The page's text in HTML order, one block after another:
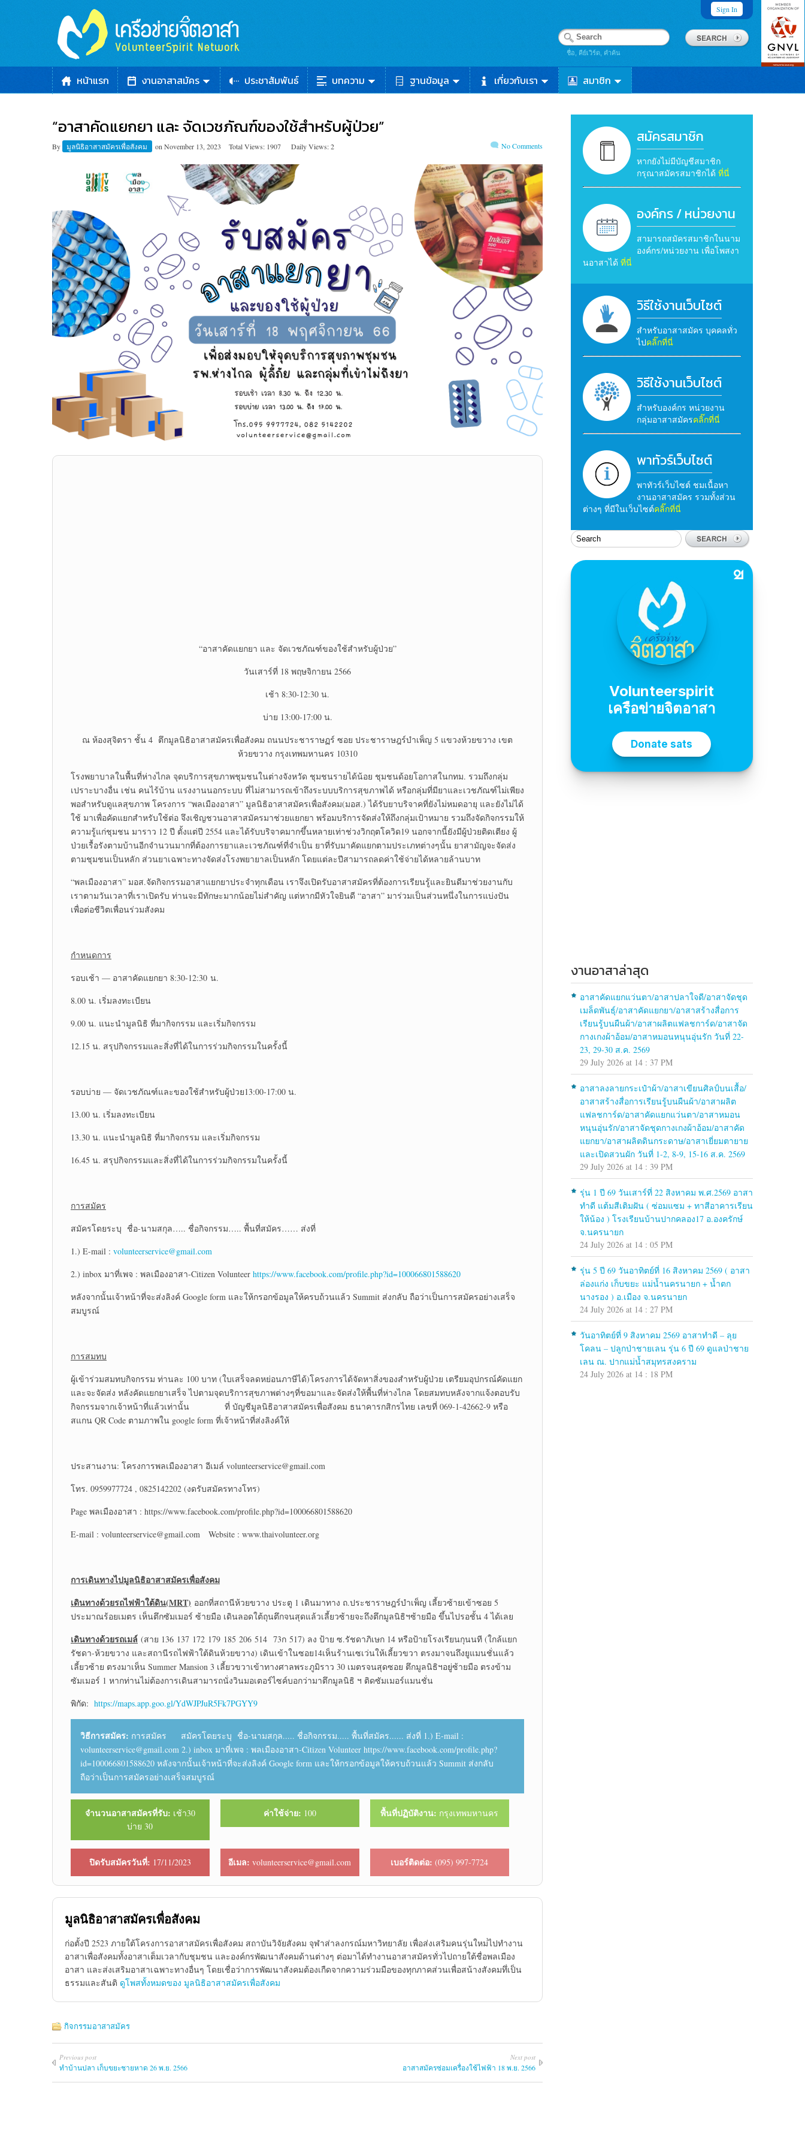
Sign In
ชื่อ, คีย์เวิร์ด, คำค้น
หน้าแรก งานอาสาสมัคร ประชาสัมพันธ์ บทความ ฐานข้อมูล เกี่ยวกับเรา สมาชิก
“อาสาคัดแยกยา และ จัดเวชภัณฑ์ของใช้สำหรับผู้ป่วย”
By มูลนิธิอาสาสมัครเพื่อสังคม on November 13, 2023 Total Views: 1907 Daily Views: 2 No Comments
“อาสาคัดแยกยา และ จัดเวชภัณฑ์ของใช้สำหรับผู้ป่วย”
วันเสาร์ที่ 18 พฤษจิกายน 2566
เช้า 8:30-12:30 น.
บ่าย 13:00-17:00 น.
ณ ห้องสุจิตรา ชั้น 4 ตึกมูลนิธิอาสาสมัครเพื่อสังคม ถนนประชาราษฏร์ ซอย ประชาราษฎร์บำเพ็ญ 5 แขวงห้วยขวาง เขต
ห้วยขวาง กรุงเทพมหานคร 10310
โรงพยาบาลในพื้นที่ห่างไกล จุดบริการสุขภาพชุมชนในต่างจังหวัด ชุมชนรายได้น้อย ชุมชนด้อยโอกาสในกทม. รวมถึงกลุ่ม
เปราะบางอื่น เช่น คนไร้บ้าน แรงงานนอกระบบ ที่ไม่สามารถเข้าถึงระบบบริการสุขภาพได้ หรือกลุ่มที่มียาและเวชภัณฑ์ไม่เพียง
พอสำหรับดูแลสุขภาพ โครงการ “พลเมืองอาสา” มูลนิธิอาสาสมัครเพื่อสังคม(มอส.) ได้รับยาบริจาคที่ยังไม่หมดอายุ และยังไม่ได้
ใช้ มาเพื่อคัดแยกสำหรับใช้ต่อ จึงเชิญชวนอาสาสมัครมาช่วยแยกยา พร้อมบริการจัดส่งให้ถึงกลุ่มเป้าหมาย รวมถึงจัดกิจกรรมให้
ความรู้แก่ชุมชน มาราว 12 ปี ตั้งแต่ปี 2554 และได้รับบริจาคมากขึ้นหลายเท่าช่วงวิกฤตโควิด19 นอกจากนี้ยังมีผู้ป่วยติดเตียง ผู้
ป่วยเรื้อรังตามบ้านอีกจำนวนมากที่ต้องการยาและเวชภัณฑ์ที่จำเป็น ยาที่รับมาคัดแยกตามประเภทต่างๆนั้น ยาสามัญจะจัดส่ง
ตามชุมชนเป็นหลัก ส่วนยาเฉพาะทางจัดส่งโรงพยายาลเป็นหลัก โดยแต่ละปีสามารถลดค่าใช้จ่ายได้หลายล้านบาท
“พลเมืองอาสา” มอส.จัดกิจกรรมอาสาแยกยาประจำทุกเดือน เราจึงเปิดรับอาสาสมัครที่ต้องการเรียนรู้และยินดีมาช่วยงานกับ
เราตามวันเวลาที่เราเปิดรับ ท่านจะมีทักษะมากน้อยไม่สำคัญ แต่หากมีหัวใจยินดี “อาสา” มาร่วมเป็นส่วนหนึ่งในการแบ่งปัน
เพื่อต่อชีวิตเพื่อนร่วมสังคม
กำหนดการ
รอบเช้า — อาสาคัดแยกยา 8:30-12:30 น.
8.00 น. เริ่มลงทะเบียน
9.00 น. แนะนำมูลนิธิ ที่มากิจกรรม และเริ่มกิจกรรม
12.15 น. สรุปกิจกรรมและสิ่งที่ได้ในการร่วมกิจกรรมในครั้งนี้
รอบบ่าย — จัดเวชภัณฑ์และของใช้สำหรับผู้ป่วย13:00-17:00 น.
13.00 น. เริ่มลงทะเบียน
13.30 น. แนะนำมูลนิธิ ที่มากิจกรรม และเริ่มกิจกรรม
16.45 น. สรุปกิจกรรมและสิ่งที่ได้ในการร่วมกิจกรรมในครั้งนี้
การสมัคร
สมัครโดยระบุ ชื่อ-นามสกุล….. ชื่อกิจกรรม….. พื้นที่สมัคร…… ส่งที่
1.) E-mail : volunteerservice@gmail.com
2.) inbox มาที่เพจ : พลเมืองอาสา-Citizen Volunteer https://www.facebook.com/profile.php?id=100066801588620
หลังจากนั้นเจ้าหน้าที่จะส่งลิงค์ Google form และให้กรอกข้อมูลให้ครบถ้วนแล้ว Summit ส่งกลับ ถือว่าเป็นการสมัครอย่างเสร็จ
สมบูรณ์
การสมทบ
ผู้เข้าร่วมสมทบกิจกรรม ท่านละ 100 บาท (ใบเสร็จลดหย่อนภาษีได้)โครงการได้จัดหาสิ่งของสำหรับผู้ป่วย เตรียมอุปกรณ์คัดแยก
และจะจัดส่ง หลังคัดแยกยาเสร็จ ไปตามจุดบริการสุขภาพต่างๆที่ขอมาและจัดส่งให้พื้นที่ห่างไกล โดยสมทบหลังจากแจ้งตอบรับ
กิจกรรมจากเจ้าหน้าที่แล้วเท่านั้น ที่ บัญชีมูลนิธิอาสาสมัครเพื่อสังคม ธนาคารกสิกรไทย เลขที่ 069-1-42662-9 หรือ
สแกน QR Code ตามภาพใน google form ที่เจ้าหน้าที่ส่งลิงค์ให้
ประสานงาน: โครงการพลเมืองอาสา อีเมล์ volunteerservice@gmail.com
โทร. 0959977724 , 0825142202 (งดรับสมัครทางโทร)
Page พลเมืองอาสา : https://www.facebook.com/profile.php?id=100066801588620
E-mail : volunteerservice@gmail.com Website : www.thaivolunteer.org
การเดินทางไปมูลนิธิอาสาสมัครเพื่อสังคม
เดินทางด้วยรถไฟฟ้าใต้ดิน(MRT) ออกที่สถานีห้วยขวาง ประตู 1 เดินมาทาง ถ.ประชาราษฎร์บำเพ็ญ เลี้ยวซ้ายเข้าซอย 5
ประมาณร้อยเมตร เห็นตึกซัมเมอร์ ซ้ายมือ เดินลอดใต้ถุนตึกจนสุดแล้วเลี้ยวซ้ายจะถึงตึกมูลนิธิฯซ้ายมือ ขึ้นไปรอชั้น 4 ได้เลย
เดินทางด้วยรถเมล์ (สาย 136 137 172 179 185 206 514 73ก 517) ลง ป้าย ซ.รัชดาภิเษก 14 หรือป้ายโรงเรียนกุนนที (ใกล้แยก
รัชดา-ห้วยขวาง และสถานีรถไฟฟ้าใต้ดินห้วยขวาง) เดินเข้าในซอย14เห็นร้านเซเว่นให้เลี้ยวขวา ตรงมาจนถึงยูแมนชั่นแล้ว
เลี้ยวซ้าย ตรงมาเห็น Summer Mansion 3 เลี้ยวขวาเข้าทางศาลพระภูมิราว 30 เมตรจนสุดซอย ตึกมูลนิธิฯอยู่ซ้ายมือ ตรงข้าม
ซัมเมอร์ 1 หากท่านไม่ต้องการเดินสามารถนั่งวินมอเตอร์ไซค์บอกว่ามาตึกมูลนิธิ ฯ ติดซัมเมอร์แมนชั่น
พิกัด: https://maps.app.goo.gl/YdWJPJuR5Fk7PGYY9
วิธีการสมัคร: การสมัคร สมัครโดยระบุ ชื่อ-นามสกุล..... ชื่อกิจกรรม..... พื้นที่สมัคร...... ส่งที่ 1.) E-mail :
volunteerservice@gmail.com 2.) inbox มาที่เพจ : พลเมืองอาสา-Citizen Volunteer https://www.facebook.com/profile.php?
id=100066801588620 หลังจากนั้นเจ้าหน้าที่จะส่งลิงค์ Google form และให้กรอกข้อมูลให้ครบถ้วนแล้ว Summit ส่งกลับ
ถือว่าเป็นการสมัครอย่างเสร็จสมบูรณ์
จำนวนอาสาสมัครที่รับ: เช้า30
บ่าย 30
ค่าใช้จ่าย: 100 พื้นที่ปฏิบัติงาน: กรุงเทพมหานคร
ปิดรับสมัครวันที่: 17/11/2023 อีเมล: volunteerservice@gmail.com เบอร์ติดต่อ: (095) 997-7724
มูลนิธิอาสาสมัครเพื่อสังคม
ก่อตั้งปี 2523 ภายใต้โครงการอาสาสมัครเพื่อสังคม สถาบันวิจัยสังคม จุฬาส่าลงกรณ์มหาวิทยาลัย เพื่อส่งเสริมคนรุ่นใหม่่ไปทำงาน
อาสาเพื่อสังคมทั้งอาสาเต็มเวลากับชุมชน และองค์กรพัฒนาสังคมด้านต่างๆ ต่อมาได้ทำงานอาสาสมัครทั่วไปถายใต้ชื่อพลเมือง
อาสา และส่งเสริมอาสาเฉพาะทางอื่นๆ โดยเชื่อว่าการพัฒนาสังคมต้องเกืดจากความร่วมมือของทุกภาคส่วนเพื่อสน้างสังคมทึ่เป็น
ธรรมและสันติ ดูโพสทั้งหมดของ มูลนิธิอาสาสมัครเพื่อสังคม
กิจกรรมอาสาสมัคร
Previous post
ทำบ้านปลา เก็บขยะชายหาด 26 พ.ย. 2566
Next post
อาสาสมัครซ่อมเครื่องใช้ไฟฟ้า 18 พ.ย. 2566
สมัครสมาชิก
หากยังไม่มีบัญชีสมาชิก
กรุณาสมัครสมาชิกได้ ที่นี่
องค์กร / หน่วยงาน
สามารถสมัครสมาชิกในนาม
องค์กร/หน่วยงาน เพื่อโพสงา
นอาสาได้ ที่นี่
วิธีใช้งานเว็บไซต์
สำหรับอาสาสมัคร บุคคลทั่ว
ไปคลิ๊กที่นี่
วิธีใช้งานเว็บไซต์
สำหรับองค์กร หน่วยงาน
กลุ่มอาสาสมัครคลิ๊กที่นี่
พาทัวร์เว็บไซต์
พาทัวร์เว็บไซต์ ชมเนื้อหา
งานอาสาสมัคร รวมทั้งส่วน
ต่างๆ ที่มีในเว็บไซต์คลิ๊กที่นี่
งานอาสาล่าสุด
อาสาคัดแยกแว่นตา/อาสาปลาใจดี/อาสาจัดชุด
เมล็ดพันธุ์/อาสาคัดแยกยา/อาสาสร้างสื่อการ
เรียนรู้บนผืนผ้า/อาสาผลิตแฟลชการ์ด/อาสาจัด
กางเกงผ้าอ้อม/อาสาหมอนหนุนอุ่นรัก วันที่ 22-
23, 29-30 ส.ค. 2569
29 July 2026 at 14 : 37 PM
อาสาลงลายกระเป๋าผ้า/อาสาเขียนศิลป์บนเสื้อ/
อาสาสร้างสื่อการเรียนรู้บนผืนผ้า/อาสาผลิต
แฟลชการ์ด/อาสาคัดแยกแว่นตา/อาสาหมอน
หนุนอุ่นรัก/อาสาจัดชุดกางเกงผ้าอ้อม/อาสาคัด
แยกยา/อาสาผลิตดินกระดาษ/อาสาเยี่ยมตายาย
และเปิดสวนผัก วันที่ 1-2, 8-9, 15-16 ส.ค. 2569
29 July 2026 at 14 : 39 PM
รุ่น 1 ปี 69 วันเสาร์ที่ 22 สิงหาคม พ.ศ.2569 อาสา
ทำดี แต้มสีเติมฝัน ( ซ่อมแซม + ทาสีอาคารเรียน
ให้น้อง ) โรงเรียนบ้านปากคลอง17 อ.องครักษ์
จ.นครนายก
24 July 2026 at 14 : 05 PM
รุ่น 5 ปี 69 วันอาทิตย์ที่ 16 สิงหาคม 2569 ( อาสา
ล่องแก่ง เก็บขยะ แม่น้ำนครนายก + น้ำตก
นางรอง ) อ.เมือง จ.นครนายก
24 July 2026 at 14 : 27 PM
วันอาทิตย์ที่ 9 สิงหาคม 2569 อาสาทำดี – ลุย
โคลน – ปลูกป่าชายเลน รุ่น 6 ปี 69 ดูแลป่าชาย
เลน ณ. ปากแม่น้ำสมุทรสงคราม
24 July 2026 at 14 : 18 PM